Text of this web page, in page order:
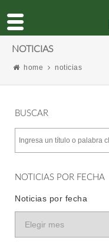
NOTICIAS
home noticias
BUSCAR
NOTICIAS POR FECHA
Noticias por fecha